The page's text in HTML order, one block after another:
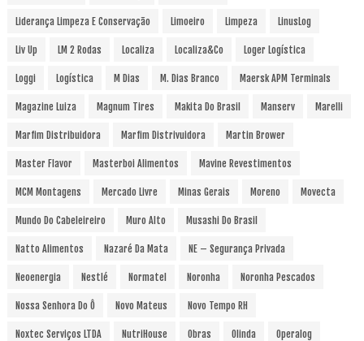
Liderança Limpeza E Conservação Limoeiro Limpeza LinusLog
Liv Up LM 2 Rodas Localiza Localiza&Co Loger Logística
Loggi Logística M Dias M. Dias Branco Maersk APM Terminals
Magazine Luiza Magnum Tires Makita Do Brasil Manserv Marelli
Marfim Distribuidora Marfim Distrivuidora Martin Brower
Master Flavor Masterboi Alimentos Mavine Revestimentos
MCM Montagens Mercado Livre Minas Gerais Moreno Movecta
Mundo Do Cabeleireiro Muro Alto Musashi Do Brasil
Natto Alimentos Nazaré Da Mata NE – Segurança Privada
Neoenergia Nestlé Normatel Noronha Noronha Pescados
Nossa Senhora Do Ô Novo Mateus Novo Tempo RH
Noxtec Serviços LTDA NutriHouse Obras Olinda Operalog